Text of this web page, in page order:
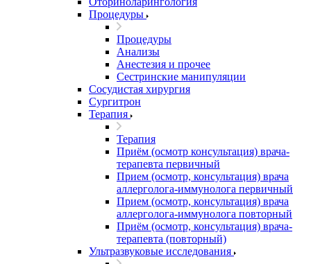
Процедуры
Процедуры
Анализы
Анестезия и прочее
Сестринские манипуляции
Сосудистая хирургия
Сургитрон
Терапия
Терапия
Приём (осмотр консультация) врача-
терапевта первичный
Прием (осмотр, консультация) врача
аллерголога-иммунолога первичный
Прием (осмотр, консультация) врача
аллерголога-иммунолога повторный
Приём (осмотр, консультация) врача-
терапевта (повторный)
Ультразвуковые исследования